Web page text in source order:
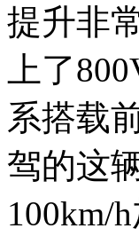
提升非
上了
系搭载
驾的这
100km/